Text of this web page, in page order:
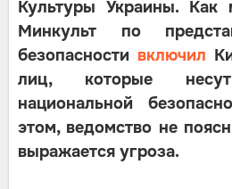
Культуры Украины. Как
Минкульт по
безопасности включил
лиц, которые
национальной
этом, ведомство не
выражается угроза.